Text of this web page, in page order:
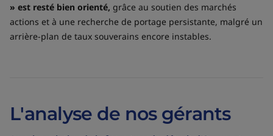
» est resté bien orienté, grâce au soutien des marchés
actions et à une recherche de portage persistante, malgré un
arrière-plan de taux souverains encore instables.
L'analyse de nos gérants